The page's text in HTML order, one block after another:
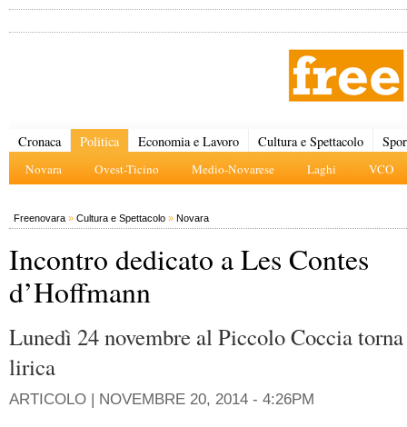
Cronaca Politica
Novara Ovest-Ticino Medio-Novarese Laghi VCO
Economia e Lavoro Cultura e Spettacolo
Freenovara » Cultura e Spettacolo » Novara
Incontro dedicato a Les Contes
d’Hoffmann
Lunedì 24 novembre al Piccolo Coccia
lirica
ARTICOLO | NOVEMBRE 20, 2014 - 4:26PM